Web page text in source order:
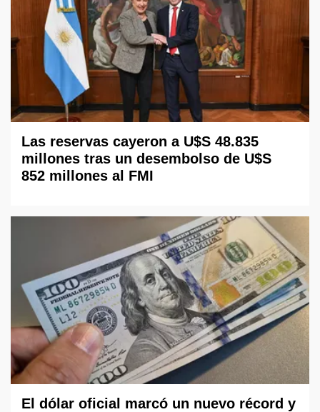
Las reservas cayeron a U$S 48.835
millones tras un desembolso de U$S
852 millones al FMI
El dólar oficial marcó un nuevo récord y